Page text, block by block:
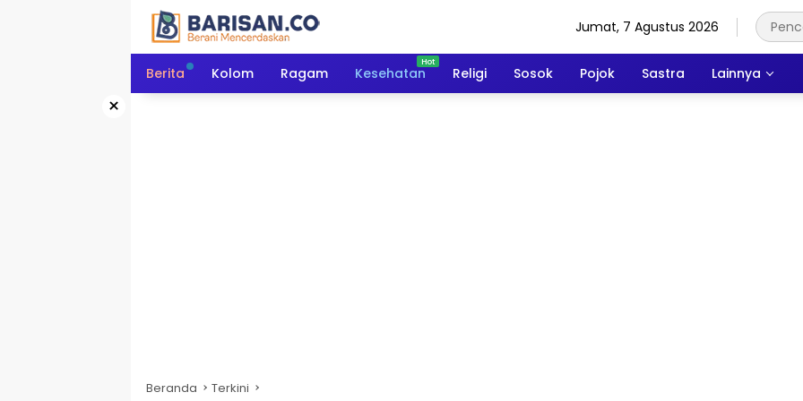
Jumat, 7 Agustus 2026
Berita Kolom Ragam Kesehatan Religi Sosok Pojok Sastra Lainnya
×
Beranda Terkini